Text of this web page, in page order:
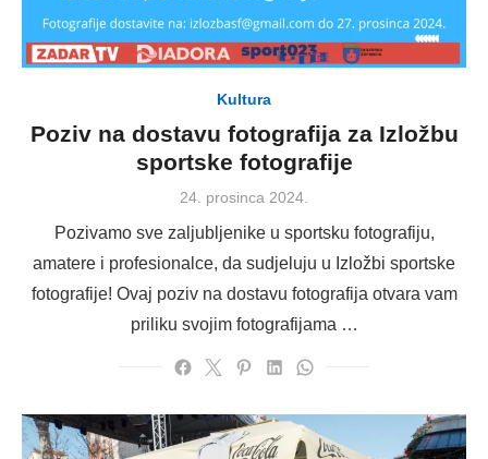
Kultura
Poziv na dostavu fotografija za Izložbu
sportske fotografije
Posted
24. prosinca 2024.
Pozivamo sve zaljubljenike u sportsku fotografiju,
amatere i profesionalce, da sudjeluju u Izložbi sportske
fotografije! Ovaj poziv na dostavu fotografija otvara vam
priliku svojim fotografijama …